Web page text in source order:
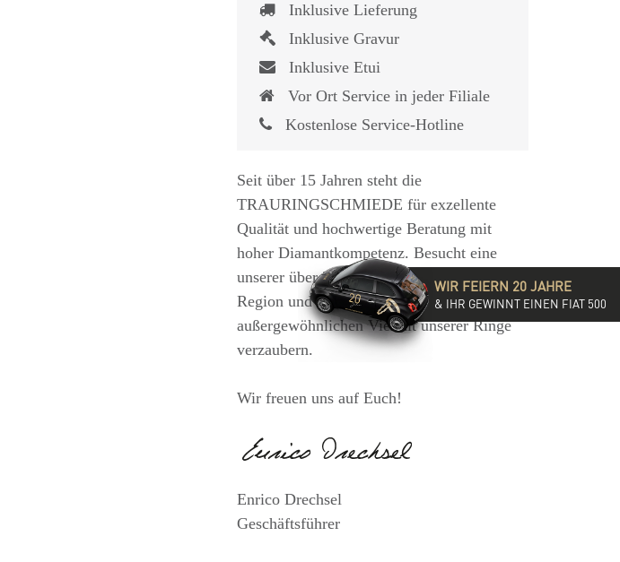
Inklusive Lieferung
Inklusive Gravur
Inklusive Etui
Vor Ort Service in jeder Filiale
Kostenlose Service-Hotline
Seit über 15 Jahren steht die
TRAURINGSCHMIEDE für exzellente
Qualität und hochwertige Beratung mit
hoher Diamantkompetenz. Besucht eine
unserer über 35 Filialen in der DACH-
Region und lasst Euch von der
außergewöhnlichen Vielfalt unserer Ringe
verzaubern.
Wir freuen uns auf Euch!
Enrico Drechsel
Geschäftsführer
WIR FEIERN 20 JAHRE
& IHR GEWINNT EINEN FIAT 500